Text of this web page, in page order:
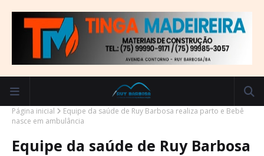
Página inicial
Equipe da saúde de Ruy Barbosa realiza parto e Bebê
nasce em ambulância
Equipe da saúde de Ruy Barbosa